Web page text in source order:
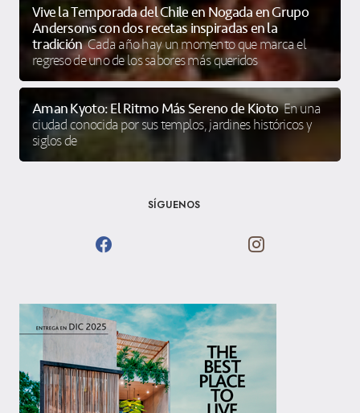
Vive la Temporada del Chile en Nogada en Grupo
Anderson’s con dos recetas inspiradas en la
tradición Cada año hay un momento que marca el
regreso de uno de los sabores más queridos
Aman Kyoto: El Ritmo Más Sereno de Kioto En una
ciudad conocida por sus templos, jardines históricos y
siglos de
SÍGUENOS